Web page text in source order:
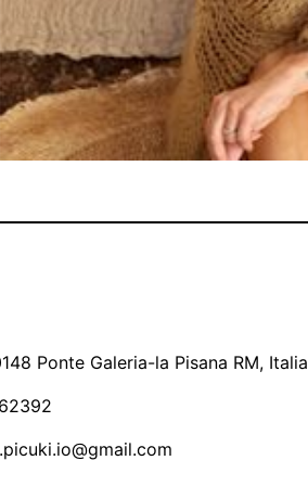
Ponte Galeria-la Pisana RM, Italia